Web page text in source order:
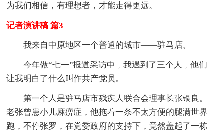
为我们相信，有理想者，才能走得更远。
记者演讲稿 篇3
我来自中原地区一个普通的城市——驻马店。
今年做“七一”报道采访中，我遇到了三个人，他们
让我明白了什么叫作共产党员。
第一个人是驻马店市残疾人联合会理事长张银良。
老张曾患小儿麻痹症，他拖着一条不太方便的腿满世界
跑，不停张罗，在党委政府的支持下，竟然盖起了一栋